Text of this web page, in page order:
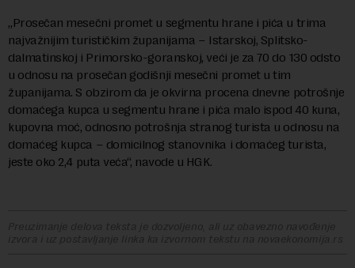
„Prosečan mesečni promet u segmentu hrane i pića u trima
najvažnijim turističkim županijama – Istarskoj, Splitsko-
dalmatinskoj i Primorsko-goranskoj, veći je za 70 do 130 odsto
u odnosu na prosečan godišnji mesečni promet u tim
županijama. S obzirom da je okvirna procena dnevne potrošnje
domaćega kupca u segmentu hrane i pića malo ispod 40 kuna,
kupovna moć, odnosno potrošnja stranog turista u odnosu na
domaćeg kupca – domicilnog stanovnika i domaćeg turista,
jeste oko 2,4 puta veća“, navode u HGK.
Preuzimanje delova teksta je dozvoljeno, ali uz obavezno navođenje
izvora i uz postavljanje linka ka izvornom tekstu na novaekonomija.rs